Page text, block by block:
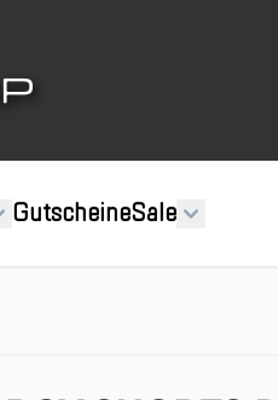
GutscheineSale